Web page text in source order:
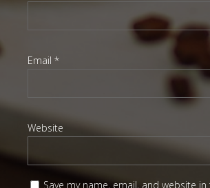
Email *
Website
Save my name, email, and website